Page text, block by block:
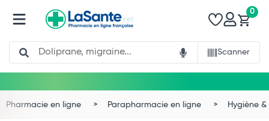
Search
Scanner
0
Pharmacie en ligne Parapharmacie en ligne Hygiène &